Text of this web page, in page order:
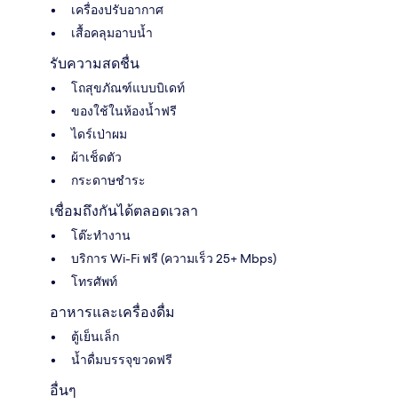
เครื่องปรับอากาศ
เสื้อคลุมอาบน้ำ
รับความสดชื่น
โถสุขภัณฑ์แบบบิเดท์
ของใช้ในห้องน้ำฟรี
ไดร์เป่าผม
ผ้าเช็ดตัว
กระดาษชำระ
เชื่อมถึงกันได้ตลอดเวลา
โต๊ะทำงาน
บริการ Wi-Fi ฟรี (ความเร็ว 25+ Mbps)
โทรศัพท์
อาหารและเครื่องดื่ม
ตู้เย็นเล็ก
น้ำดื่มบรรจุขวดฟรี
อื่นๆ